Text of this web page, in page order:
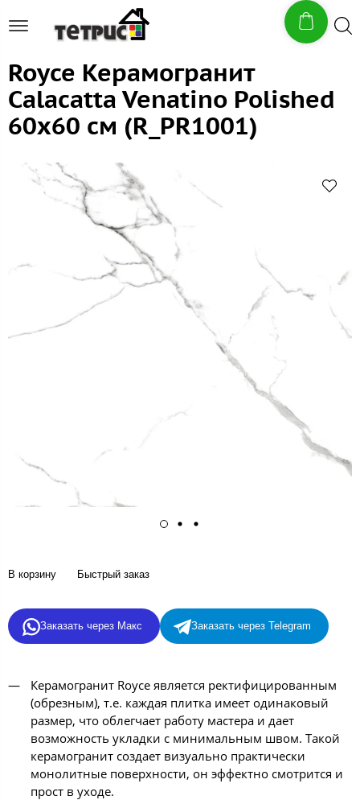
Royce Керамогранит
Calacatta Venatino Polished
60x60 см (R_PR1001)
В корзину Быстрый заказ
Заказать через Макс Заказать через Telegram
Керамогранит Royce является ректифицированным
(обрезным), т.е. каждая плитка имеет одинаковый
размер, что облегчает работу мастера и дает
возможность укладки с минимальным швом. Такой
керамогранит создает визуально практически
монолитные поверхности, он эффектно смотрится и
прост в уходе.